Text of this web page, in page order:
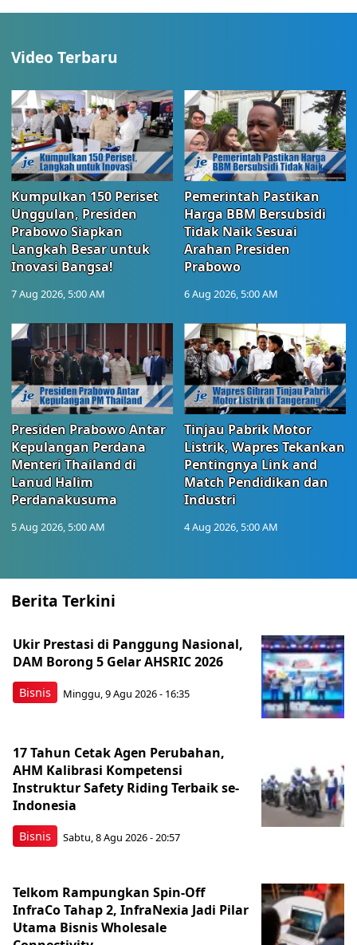
Video Terbaru
Kumpulkan 150 Periset
Unggulan, Presiden
Prabowo Siapkan
Langkah Besar untuk
Inovasi Bangsa!
7 Aug 2026, 5:00 AM
Pemerintah Pastikan
Harga BBM Bersubsidi
Tidak Naik Sesuai
Arahan Presiden
Prabowo
6 Aug 2026, 5:00 AM
Presiden Prabowo Antar
Kepulangan Perdana
Menteri Thailand di
Lanud Halim
Perdanakusuma
5 Aug 2026, 5:00 AM
Tinjau Pabrik Motor
Listrik, Wapres Tekankan
Pentingnya Link and
Match Pendidikan dan
Industri
4 Aug 2026, 5:00 AM
Berita Terkini
Bisnis
Ukir Prestasi di Panggung Nasional,
DAM Borong 5 Gelar AHSRIC 2026
Minggu, 9 Agu 2026 - 16:35
Bisnis
17 Tahun Cetak Agen Perubahan,
AHM Kalibrasi Kompetensi
Instruktur Safety Riding Terbaik se-
Indonesia
Sabtu, 8 Agu 2026 - 20:57
Telkom Rampungkan Spin-Off
InfraCo Tahap 2, InfraNexia Jadi Pilar
Utama Bisnis Wholesale